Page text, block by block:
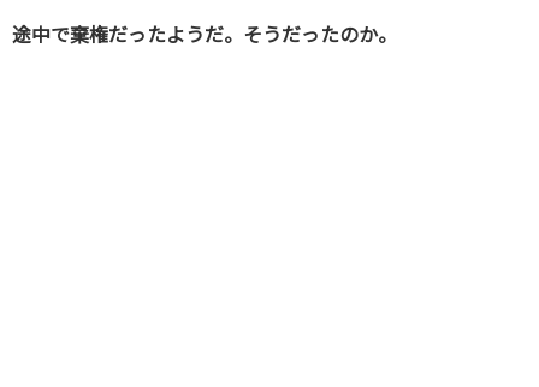
途中で棄権だったようだ。そうだったのか。